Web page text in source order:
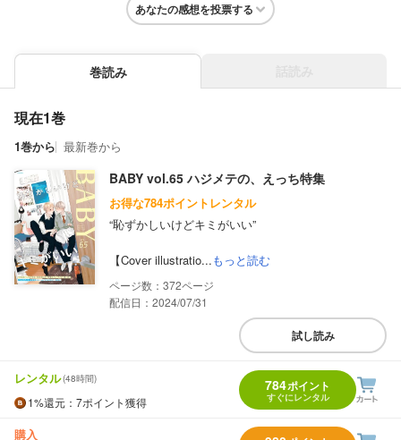
あなたの感想を投票する
巻読み
現在1巻
1巻から 最新巻から
BABY vol.65 ハジメテの、えっち特集
お得な784ポイントレンタル
“恥ずかしいけどキミがいい”
【Cover illustratio...もっと読む
372
配信日：2024/07/31
試し読み
レンタル(48時間)
1%還元 ：7ポイント獲得
784ポイント
すぐにレンタル
購入